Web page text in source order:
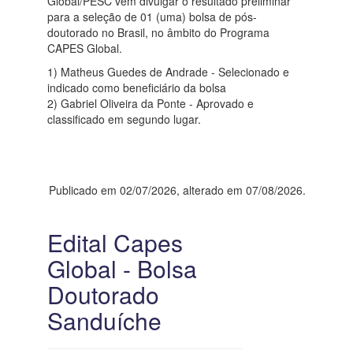
para a seleção de 01 (uma) bolsa de pós-
doutorado no Brasil, no âmbito do Programa
CAPES Global.
1) Matheus Guedes de Andrade - Selecionado e
indicado como beneficiário da bolsa
2) Gabriel Oliveira da Ponte - Aprovado e
classificado em segundo lugar.
Publicado em 02/07/2026, alterado em 07/08/2026.
Edital Capes
Global - Bolsa
Doutorado
Sanduíche